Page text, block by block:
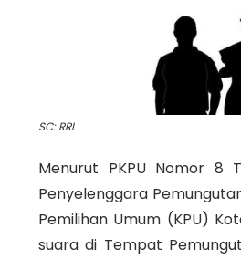
SC: RRI
Menurut PKPU Nomor 8
Penyelenggara
Pemilihan Umum (KPU)
suara di Tempat